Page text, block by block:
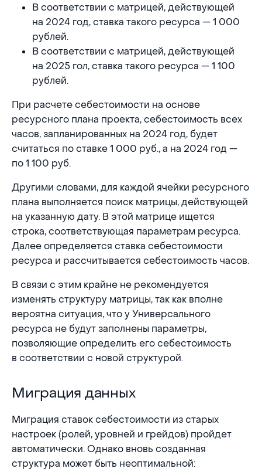
В соответствии с матрицей, действующей
на 2024 год, ставка такого ресурса — 1 000
рублей.
В соответствии с матрицей, действующей
на 2025 гол, ставка такого ресурса — 1 100
рублей.
При расчете себестоимости на основе
ресурсного плана проекта, себестоимость всех
часов, запланированных на 2024 год, будет
считаться по ставке 1 000 руб., а на 2024 год —
по 1 100 руб.
Другими словами, для каждой ячейки ресурсного
плана выполняется поиск матрицы, действующей
на указанную дату. В этой матрице ищется
строка, соответствующая параметрам ресурса.
Далее определяется ставка себестоимости
ресурса и рассчитывается себестоимость часов.
В связи с этим крайне не рекомендуется
изменять структуру матрицы, так как вполне
вероятна ситуация, что у Универсального
ресурса не будут заполнены параметры,
позволяющие определить его себестоимость
в соответствии с новой структурой.
Миграция данных
Миграция данных
Миграция ставок себестоимости из старых
настроек (ролей, уровней и грейдов) пройдет
автоматически. Однако вновь созданная
структура может быть неоптимальной: